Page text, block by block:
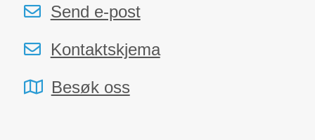
Send e-post
Kontaktskjema
Besøk oss